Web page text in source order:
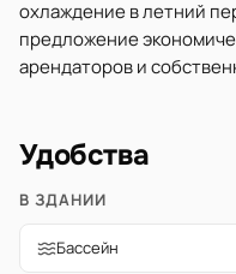
охлаждение в летний
предложение
арендаторов и
Удобства
В ЗДАНИИ
Бассейн